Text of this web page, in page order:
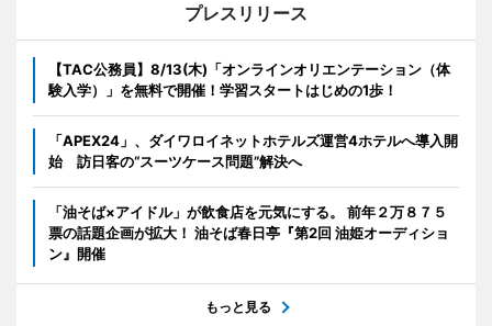
プレスリリース
【TAC公務員】8/13(木)「オンラインオリエンテーション（体
験入学）」を無料で開催！学習スタートはじめの1歩！
「APEX24」、ダイワロイネットホテルズ運営4ホテルへ導入開
始 訪日客の“スーツケース問題”解決へ
「油そば×アイドル」が飲食店を元気にする。 前年２万８７５
票の話題企画が拡大！ 油そば春日亭『第2回 油姫オーディショ
ン』開催
もっと見る